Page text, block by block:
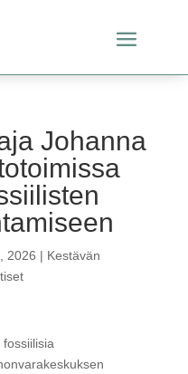
Johanna
2026 | Kestävän